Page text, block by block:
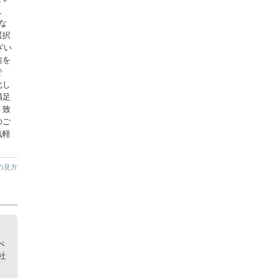
択
い
を
致
ご
軽
見方